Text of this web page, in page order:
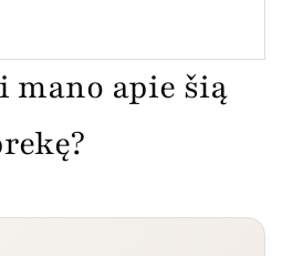
mano apie šią